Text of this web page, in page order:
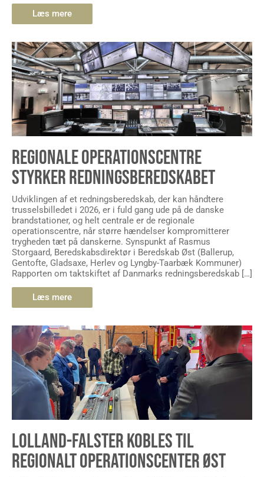
Læs mere
REGIONALE OPERATIONSCENTRE
STYRKER REDNINGSBEREDSKABET
Udviklingen af et redningsberedskab, der kan håndtere
trusselsbilledet i 2026, er i fuld gang ude på de danske
brandstationer, og helt centrale er de regionale
operationscentre, når større hændelser kompromitterer
trygheden tæt på danskerne. Synspunkt af Rasmus
Storgaard, Beredskabsdirektør i Beredskab Øst (Ballerup,
Gentofte, Gladsaxe, Herlev og Lyngby-Taarbæk Kommuner)
Rapporten om taktskiftet af Danmarks redningsberedskab […]
Læs mere
LOLLAND-FALSTER KOBLES TIL
REGIONALT OPERATIONSCENTER ØST